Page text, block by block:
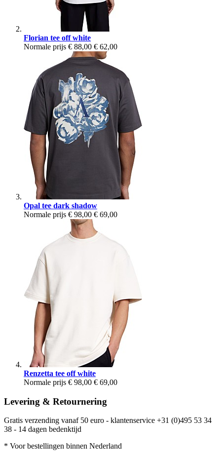
Florian tee off white
Normale prijs € 88,00 € 62,00
Opal tee dark shadow
Normale prijs € 98,00 € 69,00
Renzetta tee off white
Normale prijs € 98,00 € 69,00
Levering & Retournering
Gratis verzending vanaf 50 euro - klantenservice +31 (0)495 53 34
38 - 14 dagen bedenktijd
* Voor bestellingen binnen Nederland